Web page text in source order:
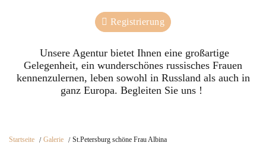
Registrierung
Unsere Agentur bietet Ihnen eine großartige
Gelegenheit, ein wunderschönes russisches Frauen
kennenzulernen, leben sowohl in Russland als auch in
ganz Europa. Begleiten Sie uns !
Startseite Galerie St.Petersburg schöne Frau Albina